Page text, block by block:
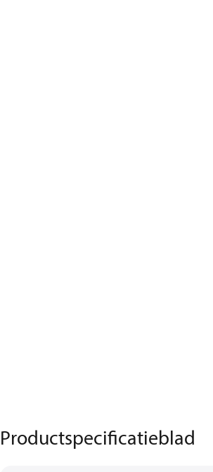
Productspecificatieblad